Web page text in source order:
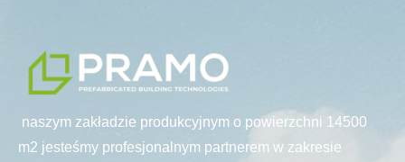
naszym zakładzie produkcyjnym o powierzchni 14500
m2 jesteśmy profesjonalnym partnerem w zakresie